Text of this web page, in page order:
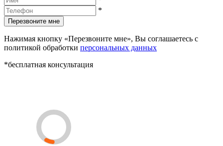
*
Перезвоните мне
Нажимая кнопку «Перезвоните мне», Вы соглашаетесь с
политикой обработки персональных данных
*бесплатная консультация